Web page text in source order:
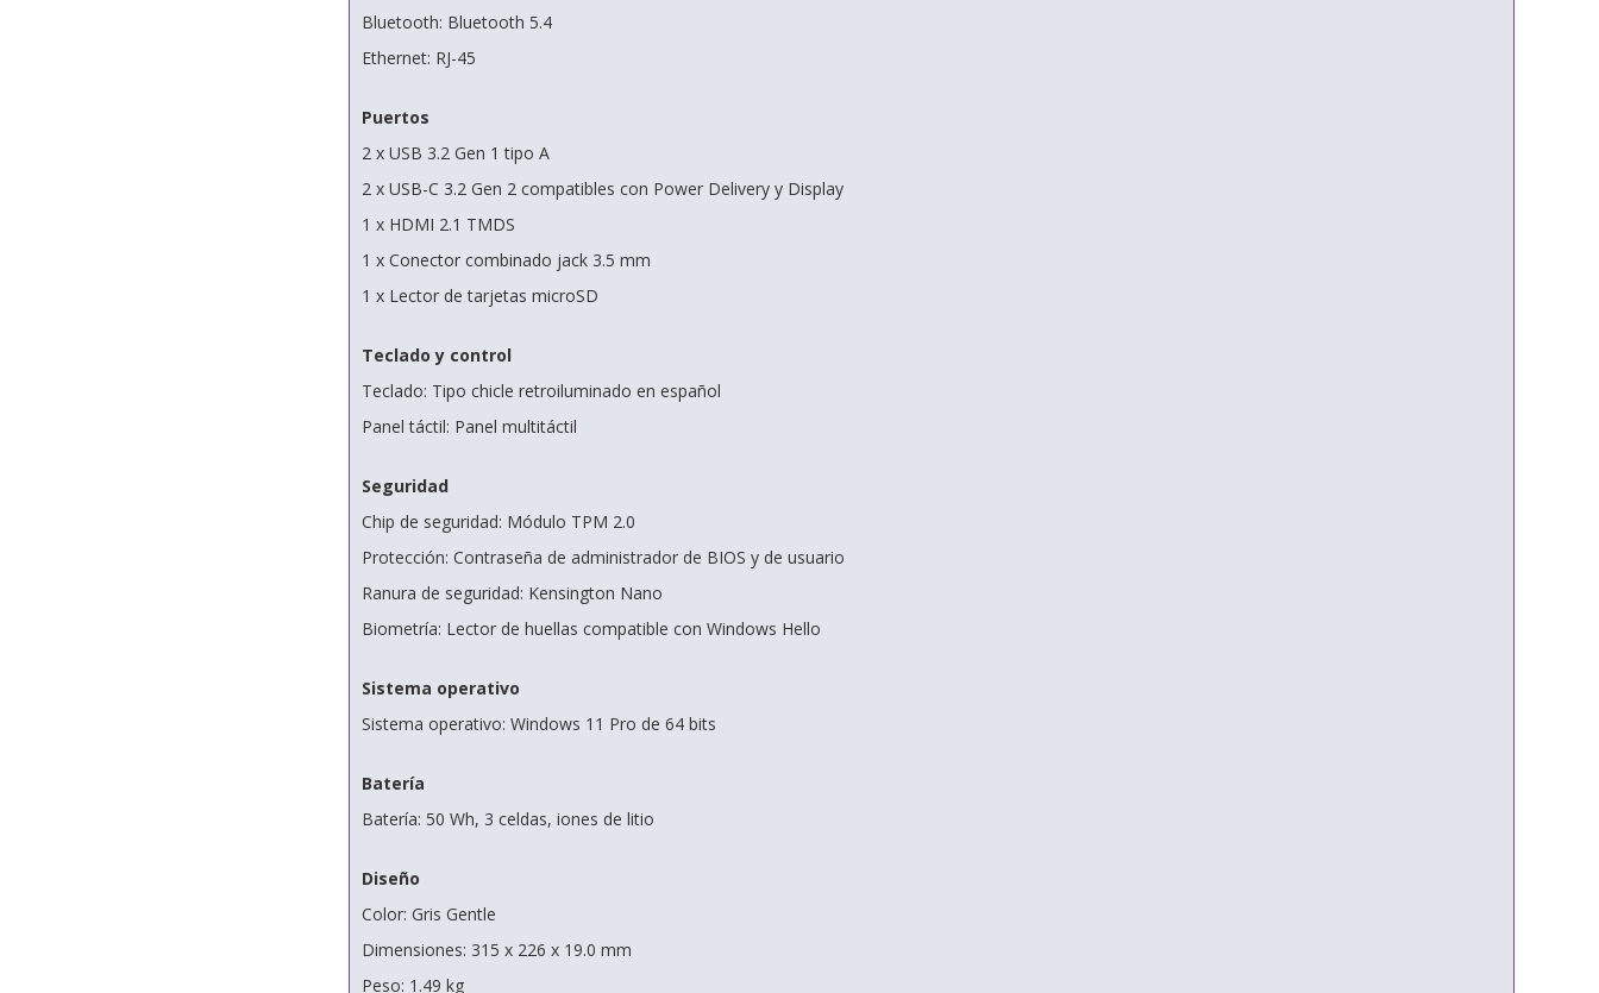
Bluetooth: Bluetooth 5.4
Ethernet: RJ-45
Puertos
2 x USB 3.2 Gen 1 tipo A
2 x USB-C 3.2 Gen 2 compatibles con Power Delivery y Display
1 x HDMI 2.1 TMDS
1 x Conector combinado jack 3.5 mm
1 x Lector de tarjetas microSD
Teclado y control
Teclado: Tipo chicle retroiluminado en español
Panel táctil: Panel multitáctil
Seguridad
Chip de seguridad: Módulo TPM 2.0
Protección: Contraseña de administrador de BIOS y de usuario
Ranura de seguridad: Kensington Nano
Biometría: Lector de huellas compatible con Windows Hello
Sistema operativo
Sistema operativo: Windows 11 Pro de 64 bits
Batería
Batería: 50 Wh, 3 celdas, iones de litio
Diseño
Color: Gris Gentle
Dimensiones: 315 x 226 x 19.0 mm
Peso: 1.49 kg